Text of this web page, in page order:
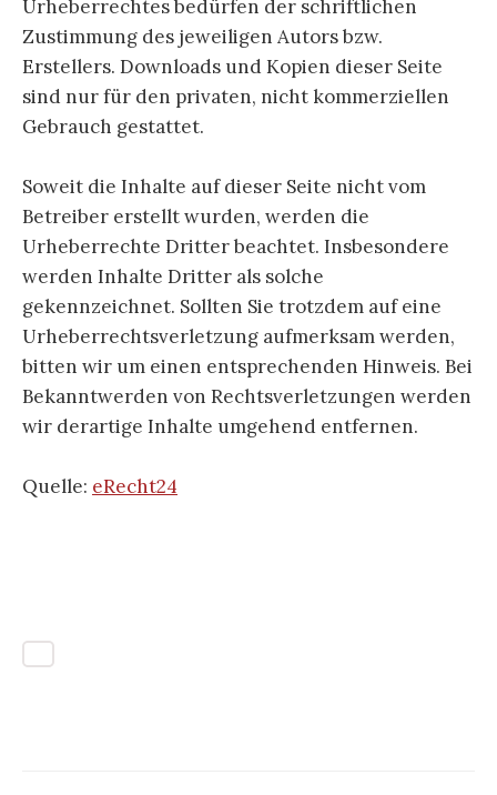
Urheberrechtes bedürfen der schriftlichen
Zustimmung des jeweiligen Autors bzw.
Erstellers. Downloads und Kopien dieser Seite
sind nur für den privaten, nicht kommerziellen
Gebrauch gestattet.
Soweit die Inhalte auf dieser Seite nicht vom
Betreiber erstellt wurden, werden die
Urheberrechte Dritter beachtet. Insbesondere
werden Inhalte Dritter als solche
gekennzeichnet. Sollten Sie trotzdem auf eine
Urheberrechtsverletzung aufmerksam werden,
bitten wir um einen entsprechenden Hinweis. Bei
Bekanntwerden von Rechtsverletzungen werden
wir derartige Inhalte umgehend entfernen.
Quelle: eRecht24